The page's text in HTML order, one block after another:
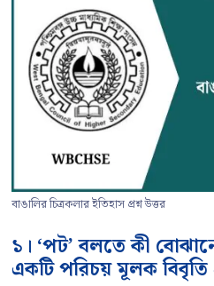
বাঙালির চিত্রকলার ইতিহাস প্রশ্ন উত্তর
১। ‘পট’ বলতে কী
একটি পরিচয় মূলক বিবৃতি